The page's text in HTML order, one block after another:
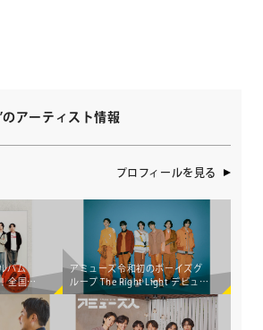
アーティスト情報
プロフィールを見る
全国7
アー決
アミューズ令和初のボーイズグ
ループ The Right Light デビュー
決定！